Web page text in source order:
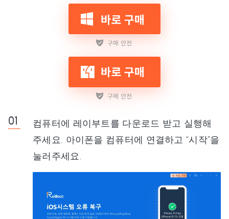
컴퓨터에 레이부트를 다운로드 받고 실행해
주세요. 아이폰을 컴퓨터에 연결하고 “시작”을
눌러주세요.